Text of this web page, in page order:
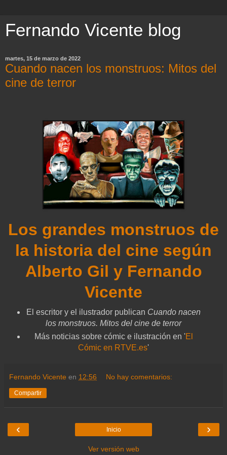
Fernando Vicente blog
martes, 15 de marzo de 2022
Cuando nacen los monstruos: Mitos del
cine de terror
Los grandes monstruos de
la historia del cine según
Alberto Gil y Fernando
Vicente
El escritor y el ilustrador publican Cuando nacen
los monstruos. Mitos del cine de terror
Más noticias sobre cómic e ilustración en 'El
Cómic en RTVE.es'
Fernando Vicente en 12:56 No hay comentarios:
Compartir
‹ ›
Inicio
Ver versión web